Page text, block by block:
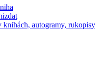
knihách, autogramy, rukopisy